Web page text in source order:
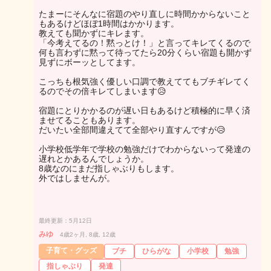
たまーにそんなに宿題のやり直しに時間かからないこと
もあるけどほぼ1時間はかかります。
教えても聞かずにキレます。
「今考えてるの！黙っとけ！」と言ってキレてくるので
何も言わずに黙って待ってたら20分くらい宿題も開かず
見ずにボーッとしてます。
こっちも根気強く優しい口調で教えててもブチギレてく
るのでその倍キレてしまいます😥
宿題にとりかかるのが遅い日もあるけど積極的に早く済
ませてることもあります。
だいたい全部間違えてて全部やり直すんですが😥
小学校低学年で学校の勉強だけでわからないって発達の
遅れとかあるんでしょうか。
8歳なのにまだ指しゃぶりもします。
外ではしませんが。
最終更新：5月12日
みゆ 4歳2ヶ月, 8歳, 12歳
子育て・グッズ ブチ ひらがな 小学校
勉強
指しゃぶり
発達